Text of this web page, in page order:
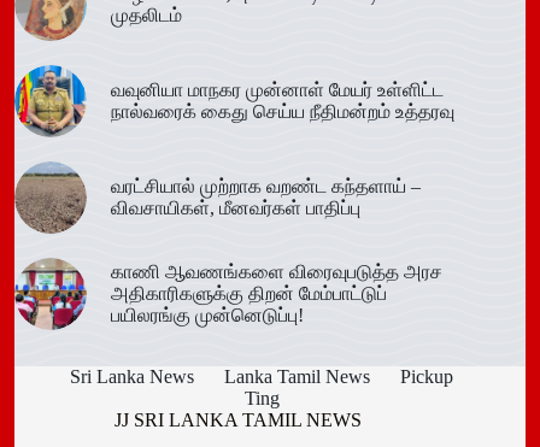
முதலிடம்
வவுனியா மாநகர முன்னாள் மேயர் உள்ளிட்ட
நால்வரைக் கைது செய்ய நீதிமன்றம் உத்தரவு
வரட்சியால் முற்றாக வறண்ட கந்தளாய் –
விவசாயிகள், மீனவர்கள் பாதிப்பு
காணி ஆவணங்களை விரைவுபடுத்த அரச
அதிகாரிகளுக்கு திறன் மேம்பாட்டுப்
பயிலரங்கு முன்னெடுப்பு!
Sri Lanka News Lanka Tamil News
Pickup
Ting
JJ SRI LANKA TAMIL NEWS